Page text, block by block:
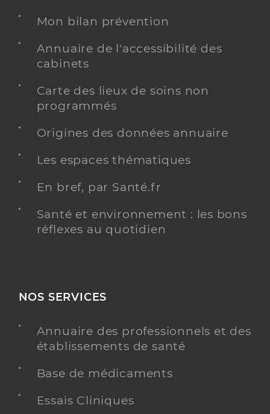
Mon bilan prévention
Annuaire de l'accessibilité des
cabinets
Carte des lieux de soins non
programmés
Origines des données annuaire
Les espaces thématiques
En bref, par Santé.fr
Santé et environnement : les bons
réflexes au quotidien
NOS SERVICES
Annuaire des professionnels et des
établissements de santé
Base de médicaments
Essais Cliniques